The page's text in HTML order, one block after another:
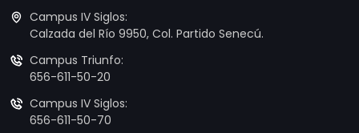
Campus IV Siglos:
Calzada del Río 9950, Col. Partido Senecú.
Campus Triunfo:
656-611-50-20
Campus IV Siglos:
656-611-50-70